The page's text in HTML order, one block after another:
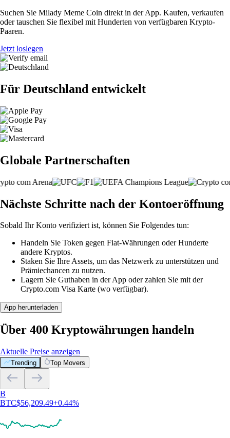
Suchen Sie Milady Meme Coin direkt in der App. Kaufen, verkaufen
oder tauschen Sie flexibel mit Hunderten von verfügbaren Krypto-
Paaren.
Jetzt loslegen
Für Deutschland entwickelt
Globale Partnerschaften
Nächste Schritte nach der Kontoeröffnung
Sobald Ihr Konto verifiziert ist, können Sie Folgendes tun:
Handeln Sie Token gegen Fiat-Währungen oder Hunderte
andere Kryptos.
Staken Sie Ihre Assets, um das Netzwerk zu unterstützen und
Prämiechancen zu nutzen.
Lagern Sie Guthaben in der App oder zahlen Sie mit der
Crypto.com Visa Karte (wo verfügbar).
App herunterladen
Über 400 Kryptowährungen handeln
Aktuelle Preise anzeigen
Trending Top Movers
B
BTC$56,209.49+0.44%